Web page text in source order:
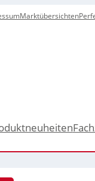
Marktübersichten